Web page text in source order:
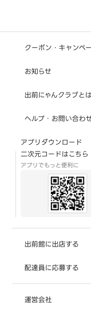
クーポン・キャンペ
お知らせ
出前にゃんクラブとは
ヘルプ・お問い合わ
アプリダウンロード
二次元コードはこちら
アプリでもっと便利に
出前館に出店する
配達員に応募する
運営会社